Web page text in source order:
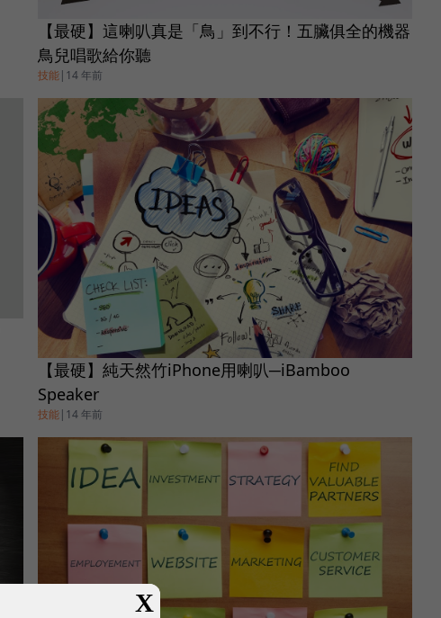
【最硬】這喇叭真是「鳥」到不行！五臟俱全的機器
鳥兒唱歌給你聽
技能| 14 年前
【最硬】純天然竹iPhone用喇叭─iBamboo
Speaker
技能| 14 年前
X